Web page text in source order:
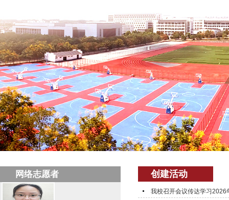
网络志愿者 创建活动
我校召开会议传达学习2026